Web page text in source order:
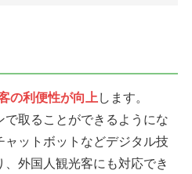
の利便性が向上します。
取ることができるようにな
ットボットなどデジタル技
外国人観光客にも対応でき